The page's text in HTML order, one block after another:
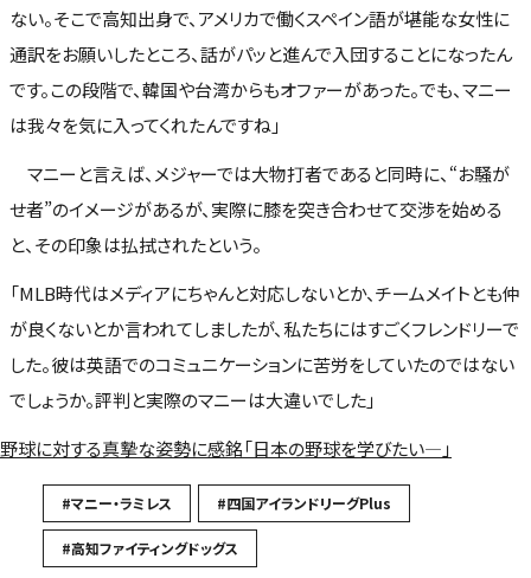
ない。そこで高知出身で、アメリカで働くスペイン語が堪能な女性に
通訳をお願いしたところ、話がパッと進んで入団することになったん
です。この段階で、韓国や台湾からもオファーがあった。でも、マニー
は我々を気に入ってくれたんですね」
マニーと言えば、メジャーでは大物打者であると同時に、“お騒が
せ者”のイメージがあるが、実際に膝を突き合わせて交渉を始める
と、その印象は払拭されたという。
「MLB時代はメディアにちゃんと対応しないとか、チームメイトとも仲
が良くないとか言われてしましたが、私たちにはすごくフレンドリーで
した。彼は英語でのコミュニケーションに苦労をしていたのではない
でしょうか。評判と実際のマニーは大違いでした」
野球に対する真摯な姿勢に感銘「日本の野球を学びたい―」
#マニー・ラミレス #四国アイランドリーグPlus
#高知ファイティングドッグス